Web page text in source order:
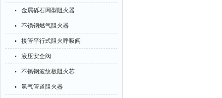
金属砾石网型阻火器
不锈钢燃气阻火器
接管平行式阻火呼吸阀
液压安全阀
不锈钢波纹板阻火芯
氢气管道阻火器